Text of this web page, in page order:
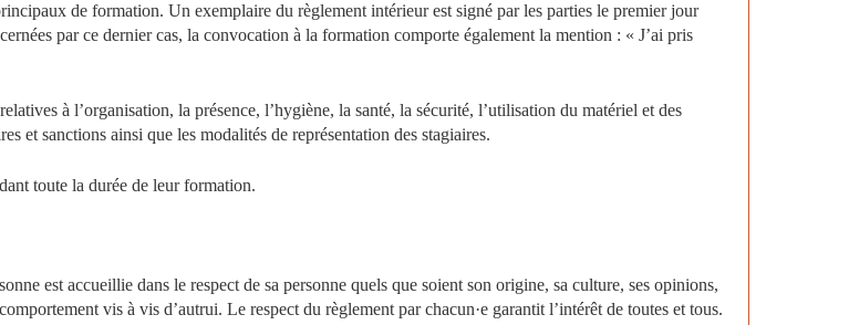
de formation. Un exemplaire du règlement intérieur est signé par les parties le premier jour
par ce dernier cas, la convocation à la formation comporte également la mention : « J’ai pris
à l’organisation, la présence, l’hygiène, la santé, la sécurité, l’utilisation du matériel et des
et sanctions ainsi que les modalités de représentation des stagiaires.
toute la durée de leur formation.
est accueillie dans le respect de sa personne quels que soient son origine, sa culture, ses opinions,
vis à vis d’autrui. Le respect du règlement par chacun·e garantit l’intérêt de toutes et tous.